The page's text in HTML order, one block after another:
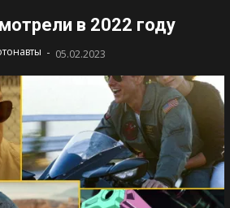
в 2022 году
- 05.02.2023